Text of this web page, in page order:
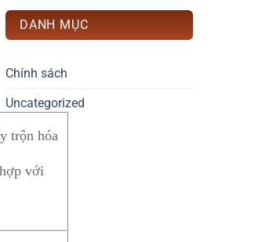
trộn hóa
với
DANH MỤC
Chính sách
Uncategorized